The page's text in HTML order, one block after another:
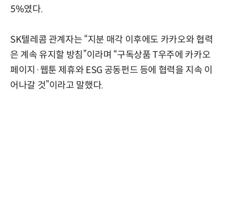
5%였다.
SK텔레콤 관계자는 “지분 매각 이후에도 카카오와 협력
은 계속 유지할 방침”이라며 “구독상품 T우주에 카카오
페이지·웹툰 제휴와 ESG 공동펀드 등에 협력을 지속 이
어나갈 것”이라고 말했다.